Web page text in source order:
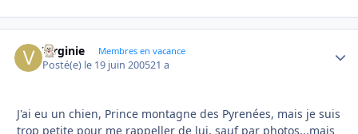
Virginie Membres en vacance
Posté(e) le 19 juin 200521 a
J'ai eu un chien, Prince montagne des Pyrenées, mais je suis
trop petite pour me rappeller de lui, sauf par photos...mais